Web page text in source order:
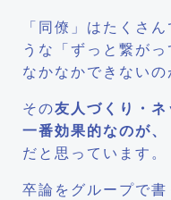
「同僚」はたくさ
うな「ずっと繋が
なかなかできないの
その友人づくり・
一番効果的なのが、
だと思っています。
卒論をグループで